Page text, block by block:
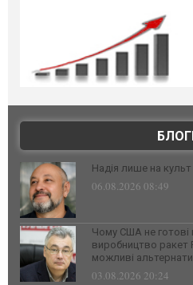
Надія лише на культ
06.08.2026 08:49
Чому США не готові
виробництво ракет
можливі
03.08.2026 20:24